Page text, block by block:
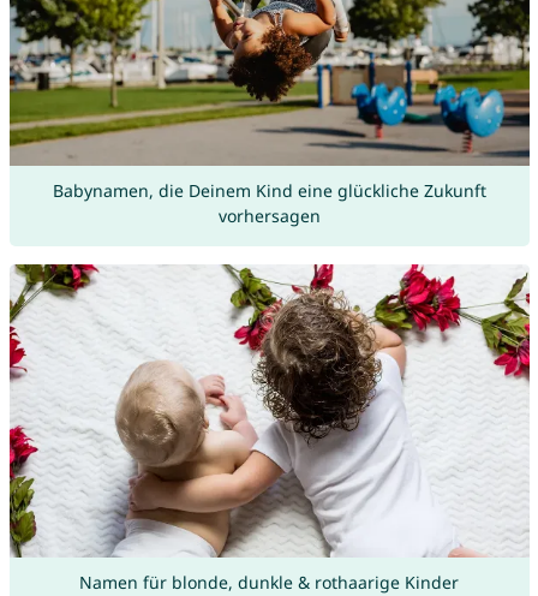
Babynamen, die Deinem Kind eine glückliche Zukunft
vorhersagen
Namen für blonde, dunkle & rothaarige Kinder